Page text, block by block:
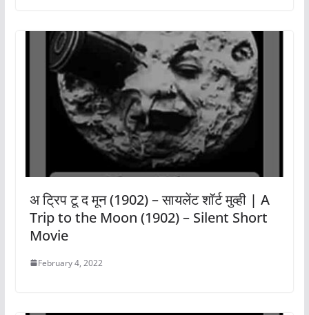
अ ट्रिप टू द मून (1902) – सायलेंट शॉर्ट मुव्ही | A
Trip to the Moon (1902) – Silent Short
Movie
February 4, 2022